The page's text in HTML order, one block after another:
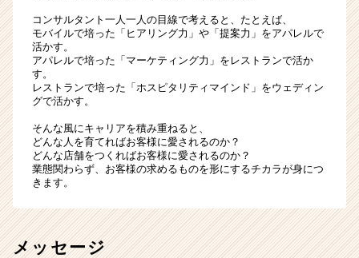
コンサルタント一人一人の目線で考えると、たとえば、
モバイルで培った「ヒアリング力」や「提案力」をアパレルで
活かす。
アパレルで培った「マーケティング力」をレストランで活か
す。
レストランで培った「ホスピタリティマインド」をウェディン
グで活かす。
そんな風にキャリアを積み重ねると、
どんな人を育てればお客様に愛されるのか？
どんな店舗をつくればお客様に愛されるのか？
業態関わらず、お客様の求めるものを形にするチカラが身につ
きます。
メッセージ